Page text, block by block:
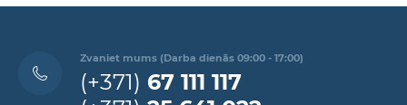
Zvaniet mums (Darba dienās 09:00 - 17:00)
(+371) 67 111 117